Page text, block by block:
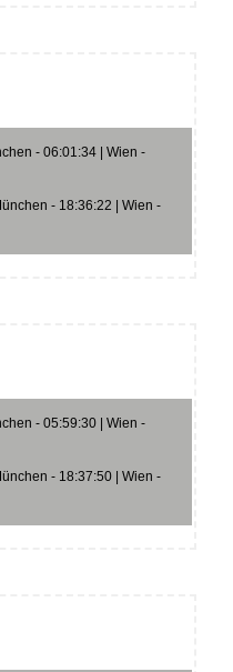
- 06:01:34 | Wien -
- 18:36:22 | Wien -
- 05:59:30 | Wien -
- 18:37:50 | Wien -